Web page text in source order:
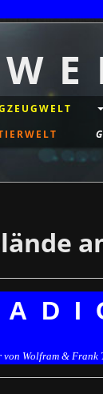
E
D I
von Wolfram & Frank